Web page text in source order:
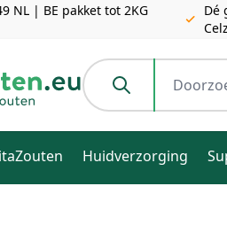
NL | BE pakket tot 2KG
Dé
Doorzoek de hele
Huidverzorging